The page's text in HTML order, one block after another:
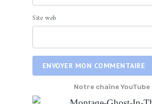
Site web
ENVOYER MON COMMENTAIRE
Notre chaîne YouTube